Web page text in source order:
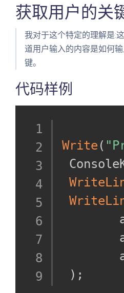
获取用户的关
我对于这个特定的理解是:
道用户输入的内容是如何
键。
代码样例
Write (
) ;